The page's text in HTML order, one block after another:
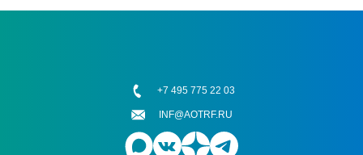
+7 495 775 22 03
INF@AOTRF.RU